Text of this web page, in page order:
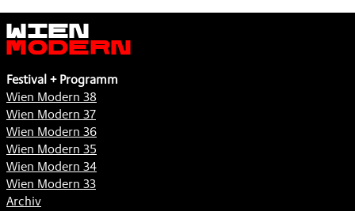
Wien
Modern
Festival + Programm
Wien Modern 38
Wien Modern 37
Wien Modern 36
Wien Modern 35
Wien Modern 34
Wien Modern 33
Archiv